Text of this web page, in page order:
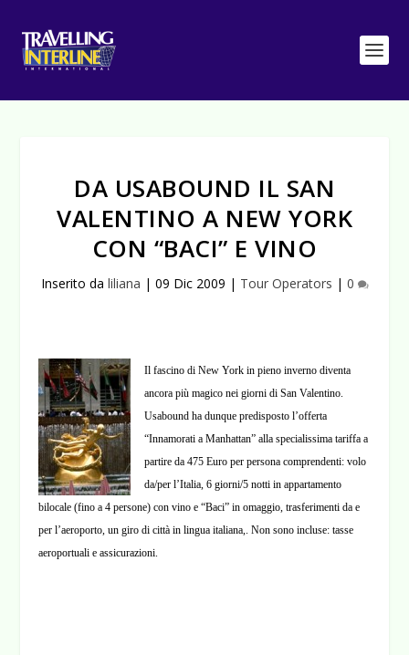
DA USABOUND IL SAN
VALENTINO A NEW YORK
CON “BACI” E VINO
Inserito da liliana | 09 Dic 2009 | Tour Operators | 0
Il fascino di New York in pieno inverno diventa
ancora più magico nei giorni di San Valentino.
Usabound ha dunque predisposto l’offerta
“Innamorati a Manhattan” alla specialissima tariffa a
partire da 475 Euro per persona comprendenti: volo
da/per l’Italia, 6 giorni/5 notti in appartamento
bilocale (fino a 4 persone) con vino e “Baci” in omaggio, trasferimenti da e
per l’aeroporto, un giro di città in lingua italiana,. Non sono incluse: tasse
aeroportuali e assicurazioni.